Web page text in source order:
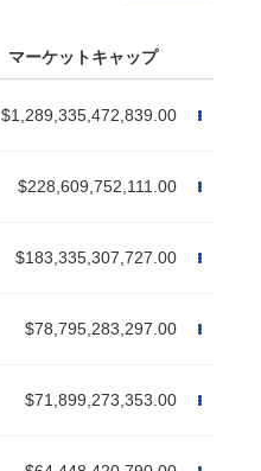
マーケットキャップ
$1,289,335,472,839.00
$228,609,752,111.00
$183,335,307,727.00
$78,795,283,297.00
$71,899,273,353.00